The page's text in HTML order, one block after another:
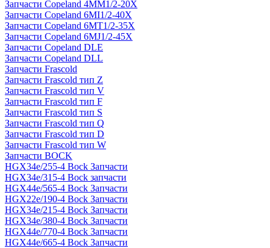
Запчасти Copeland 4MM1/2-20X
Запчасти Copeland 6MI1/2-40X
Запчасти Copeland 6MT1/2-35X
Запчасти Copeland 6MJ1/2-45X
Запчасти Copeland DLE
Запчасти Copeland DLL
Запчасти Frascold
Запчасти Frascold тип Z
Запчасти Frascold тип V
Запчасти Frascold тип F
Запчасти Frascold тип S
Запчасти Frascold тип Q
Запчасти Frascold тип D
Запчасти Frascold тип W
Запчасти BOCK
HGX34e/255-4 Bock Запчасти
HGX34e/315-4 Bock запчасти
HGX44e/565-4 Bock Запчасти
HGX22e/190-4 Bock Запчасти
HGX34e/215-4 Bock Запчасти
HGX34e/380-4 Bock Запчасти
HGX44e/770-4 Bock Запчасти
HGX44e/665-4 Bock Запчасти